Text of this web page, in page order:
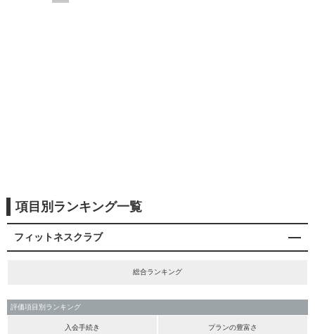
項目別ランキング一覧
フィットネスクラブ
総合ランキング
評価項目別ランキング
入会手続き プランの豊富さ